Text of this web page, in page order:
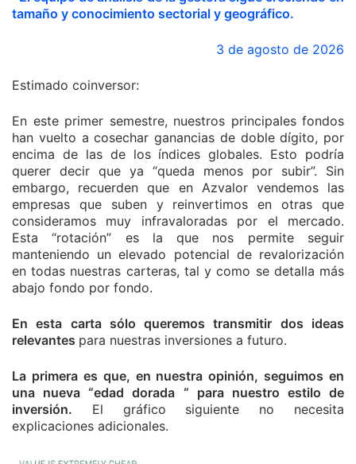
tamaño y conocimiento sectorial y geográfico.
3 de agosto de 2026
Estimado coinversor:
En este primer semestre, nuestros principales fondos
han vuelto a cosechar ganancias de doble dígito, por
encima de las de los índices globales. Esto podría
querer decir que ya “queda menos por subir”. Sin
embargo, recuerden que en Azvalor vendemos las
empresas que suben y reinvertimos en otras que
consideramos muy infravaloradas por el mercado.
Esta “rotación” es la que nos permite seguir
manteniendo un elevado potencial de revalorización
en todas nuestras carteras, tal y como se detalla más
abajo fondo por fondo.
En esta carta sólo queremos transmitir dos ideas
relevantes para nuestras inversiones a futuro.
La primera es que, en nuestra opinión, seguimos en
una nueva “edad dorada “ para nuestro estilo de
inversión. El gráfico siguiente no necesita
explicaciones adicionales.